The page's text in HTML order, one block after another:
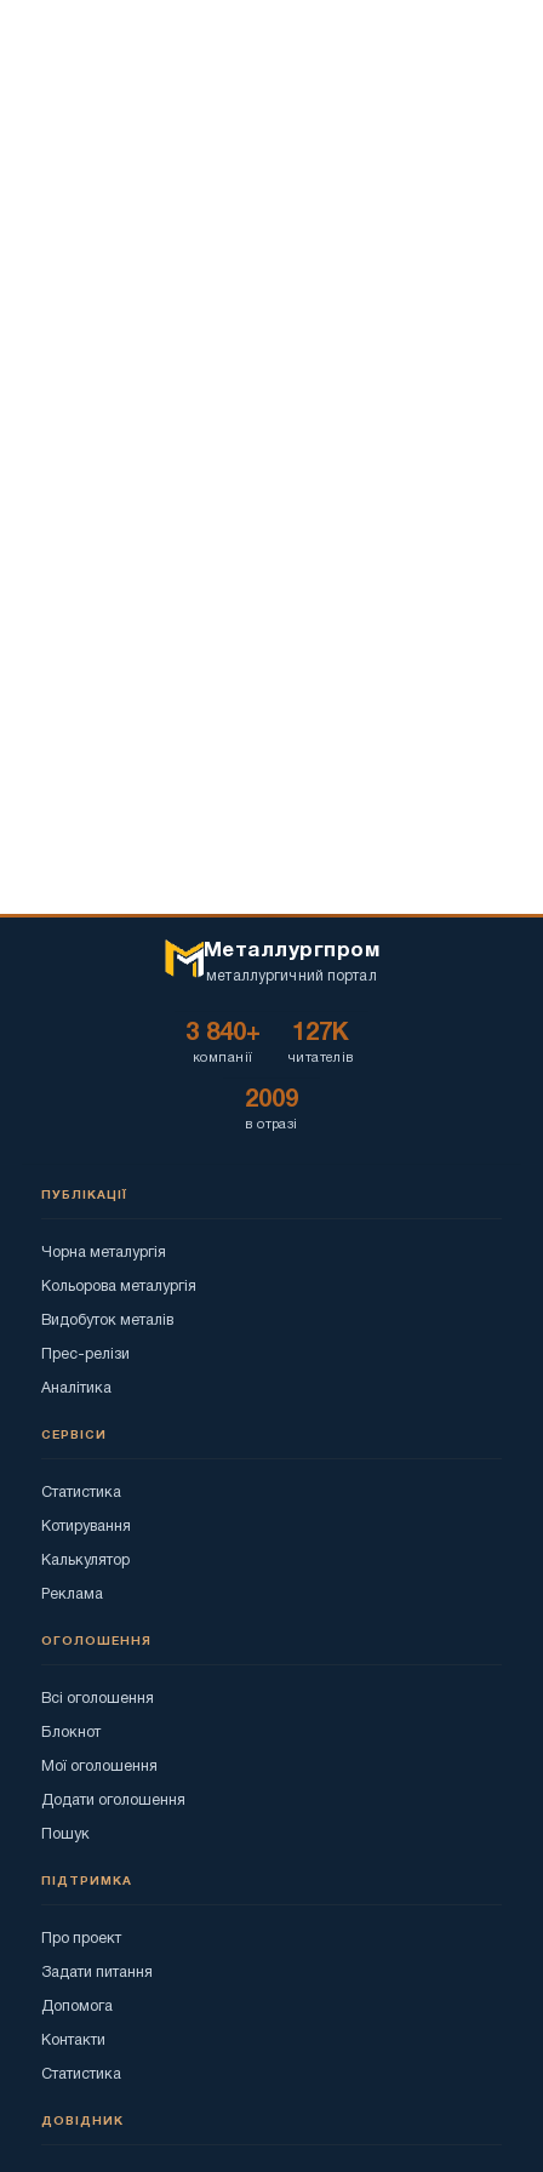
Металлургпром
металлургичний портал
3 840+
компанії
127K
читателів
2009
в отразі
ПУБЛІКАЦІЇ
Чорна металургія
Кольорова металургія
Видобуток металів
Прес-релізи
Аналітика
СЕРВІСИ
Статистика
Котирування
Калькулятор
Реклама
ОГОЛОШЕННЯ
Всі оголошення
Блокнот
Мої оголошення
Додати оголошення
Пошук
ПІДТРИМКА
Про проект
Задати питання
Допомога
Контакти
Статистика
ДОВІДНИК